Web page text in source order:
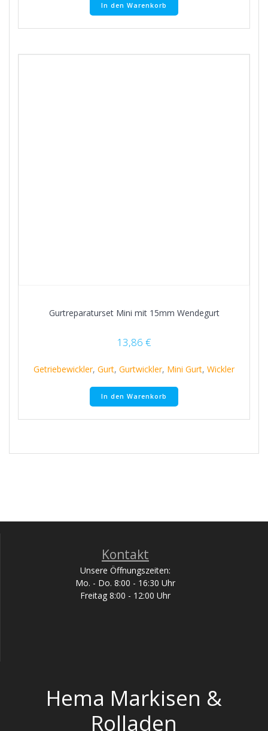
In den Warenkorb
Gurtreparaturset Mini mit 15mm Wendegurt
13,86 €
Getriebewickler, Gurt, Gurtwickler, Mini Gurt, Wickler
In den Warenkorb
Kontakt
Unsere Öffnungszeiten:
Mo. - Do. 8:00 - 16:30 Uhr
Freitag 8:00 - 12:00 Uhr
Hema Markisen &
Rolladen